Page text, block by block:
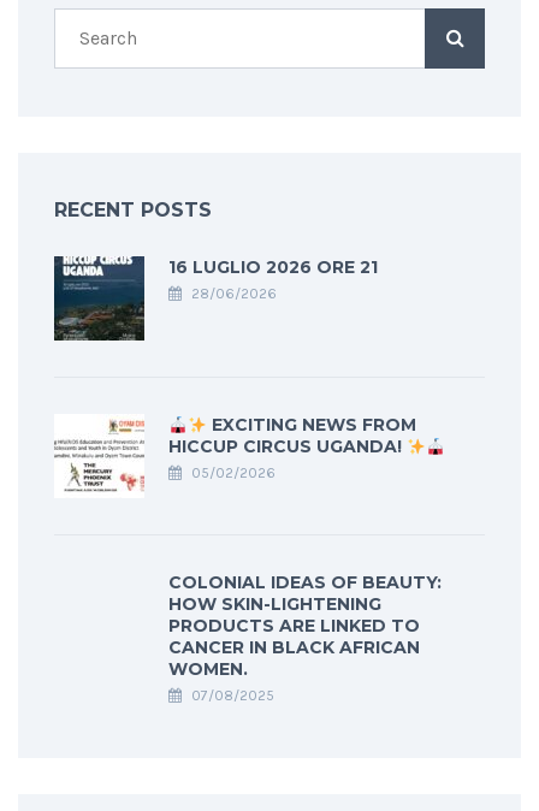
RECENT POSTS
16 LUGLIO 2026 ORE 21
28/06/2026
EXCITING NEWS FROM
HICCUP CIRCUS UGANDA!
05/02/2026
COLONIAL IDEAS OF BEAUTY:
HOW SKIN-LIGHTENING
PRODUCTS ARE LINKED TO
CANCER IN BLACK AFRICAN
WOMEN.
07/08/2025